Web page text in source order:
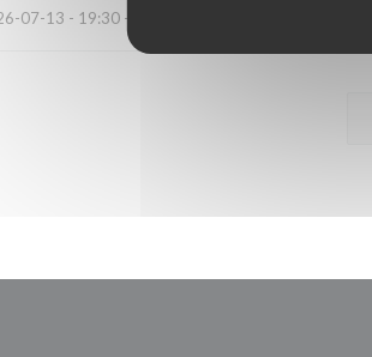
07-13 - 19:30 - Invitados 6